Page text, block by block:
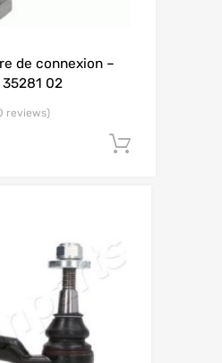
de connexion –
35281 02
reviews)